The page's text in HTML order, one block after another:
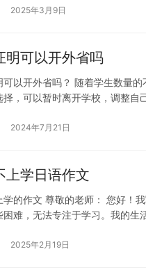
2025年3月9日
明可以开外省吗
可以开外省吗？ 随着学生数量
择，可以暂时离开学校，调整
2024年7月21日
上学日语作文
学的作文 尊敬的老师： 您好！
困难，无法专注于学习。我的生
2025年2月19日